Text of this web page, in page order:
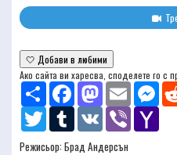
🤍 Добави в любими
Ако сайта ви харесва, споделете го с
Share
FacebookMastodonEmail
Twitter
Tumblr VK Viber
Режисьор:Брад Андерсън